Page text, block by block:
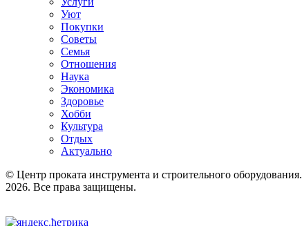
Уют
Покупки
Советы
Семья
Отношения
Наука
Экономика
Здоровье
Хобби
Культура
Отдых
Актуально
© Центр проката инструмента и строительного оборудования.
2026. Все права защищены.